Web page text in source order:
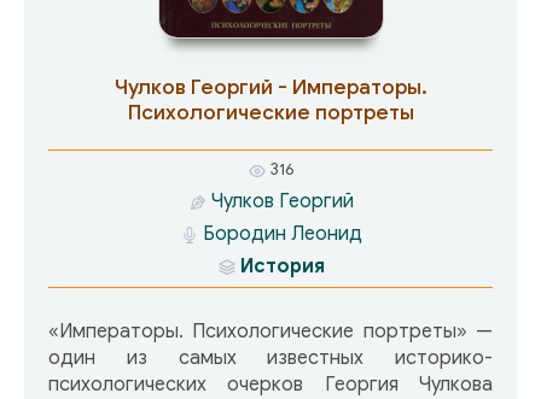
Чулков Георгий - Императоры.
Психологические портреты
316
Чулков Георгий
Бородин Леонид
История
«Императоры. Психологические портреты» —
один из самых известных историко-
психологических очерков Георгия Чулкова